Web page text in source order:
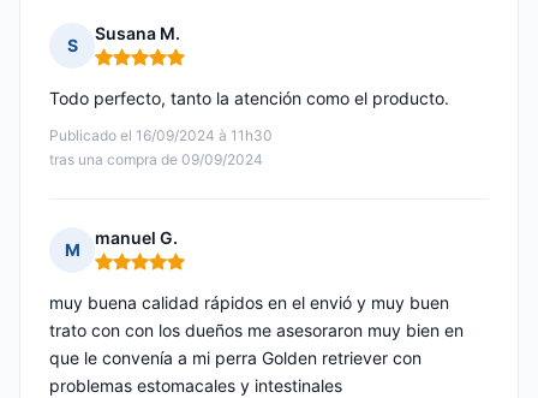
S
Susana M.
Nota: 5 de 5
Publicado el 16/09/2024 à 11h30
tras una compra de 09/09/2024
Todo perfecto, tanto la atención como el producto.
M
manuel G.
Nota: 5 de 5
muy buena calidad rápidos en el envió y muy buen
trato con con los dueños me asesoraron muy bien en
que le convenía a mi perra Golden retriever con
problemas estomacales y intestinales